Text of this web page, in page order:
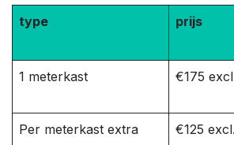
type prijs
1 meterkast €175
Per meterkast extra €125